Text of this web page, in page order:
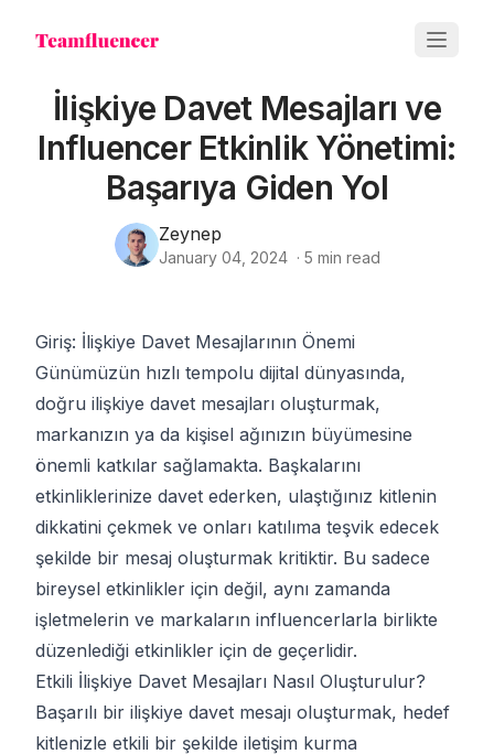
İlişkiye Davet Mesajları ve
Influencer Etkinlik Yönetimi:
Başarıya Giden Yol
Zeynep
January 04, 2024 · 5 min read
Giriş: İlişkiye Davet Mesajlarının Önemi
Günümüzün hızlı tempolu dijital dünyasında,
doğru ilişkiye davet mesajları oluşturmak,
markanızın ya da kişisel ağınızın büyümesine
önemli katkılar sağlamakta. Başkalarını
etkinliklerinize davet ederken, ulaştığınız kitlenin
dikkatini çekmek ve onları katılıma teşvik edecek
şekilde bir mesaj oluşturmak kritiktir. Bu sadece
bireysel etkinlikler için değil, aynı zamanda
işletmelerin ve markaların influencerlarla birlikte
düzenlediği etkinlikler için de geçerlidir.
Etkili İlişkiye Davet Mesajları Nasıl Oluşturulur?
Başarılı bir ilişkiye davet mesajı oluşturmak, hedef
kitlenizle etkili bir şekilde iletişim kurma